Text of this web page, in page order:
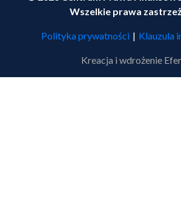
Wszelkie prawa
Polityka prywatności | Klauzula
Kreacja i wdrożenie